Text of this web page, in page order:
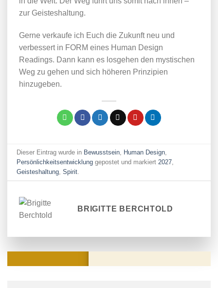
zur Geisteshaltung.
Gerne verkaufe ich Euch die Zukunft neu und
verbessert in FORM eines Human Design
Readings. Dann kann es losgehen den mystischen
Weg zu gehen und sich höheren Prinzipien
hinzugeben.
Dieser Eintrag wurde in Bewusstsein Human Design
Persönlichkeitsentwicklung gepostet und markiert 2027
Geisteshaltung ,Spirit
BRIGITTE BERCHTOLD